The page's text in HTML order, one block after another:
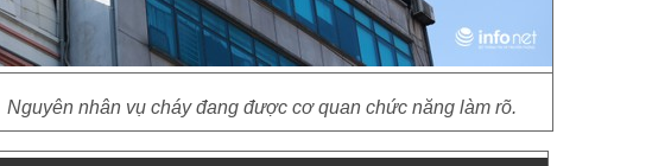
Nguyên nhân vụ cháy đang được cơ quan chức năng làm rõ.